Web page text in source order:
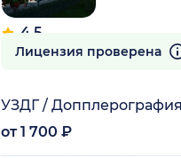
4.5
11 отзывов
Лицензия проверена
УЗДГ /
от 1 700 ₽